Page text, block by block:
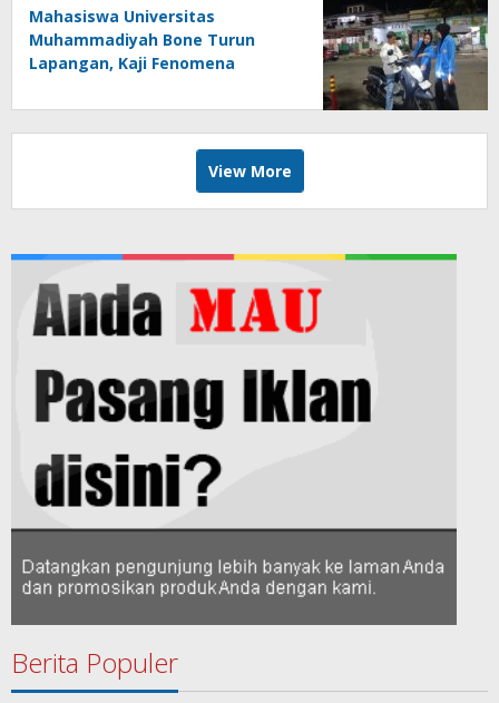
Mahasiswa Universitas
Muhammadiyah Bone Turun
Lapangan, Kaji Fenomena
melalui Riset FOTOFOBIA
View More
Berita Populer